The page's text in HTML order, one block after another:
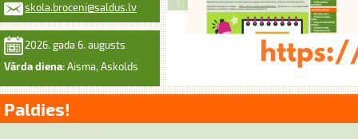
skola.broceni@saldus.lv
2026. gada 6. augusts
Vārda diena: Aisma, Askolds
Paldies!